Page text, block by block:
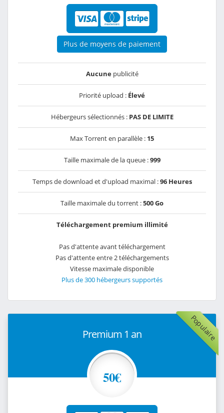
Plus de moyens de paiement
Aucunepublicité
Priorité upload : Élevé
Hébergeurs sélectionnés : PAS DE LIMITE
Max Torrent en parallèle : 15
Taille maximale de la queue :999
Temps de download et d'upload maximal :96 Heures
Taille maximale du torrent :500 Go
Téléchargement premium illimité
Pas d'attente avant téléchargement
Pas d'attente entre 2 téléchargements
Vitesse maximale disponible
Plus de 300 hébergeurs supportés
Populaire
Premium 1 an
50€